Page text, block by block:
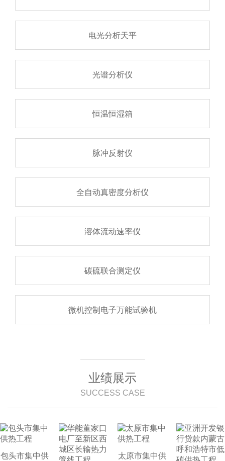
电光分析天平
光谱分析仪
恒温恒湿箱
脉冲反射仪
全自动真密度分析仪
溶体流动速率仪
碳硫联合测定仪
微机控制电子万能试验机
业绩展示
SUCCESS CASE
包头市集中供
太原市集中供